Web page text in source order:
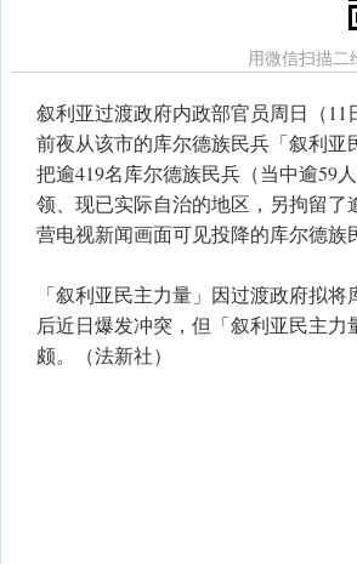
用微信扫描二
叙利亚过渡政府内政部官员周日（
前夜从该市的库尔德族民兵「叙利
把逾419名库尔德族民兵（当中逾59
领、现已实际自治的地区，另拘留
营电视新闻画面可见投降的库尔德族
「叙利亚民主力量」因过渡政府拟
后近日爆发冲突，但「叙利亚民主
颇。（法新社）